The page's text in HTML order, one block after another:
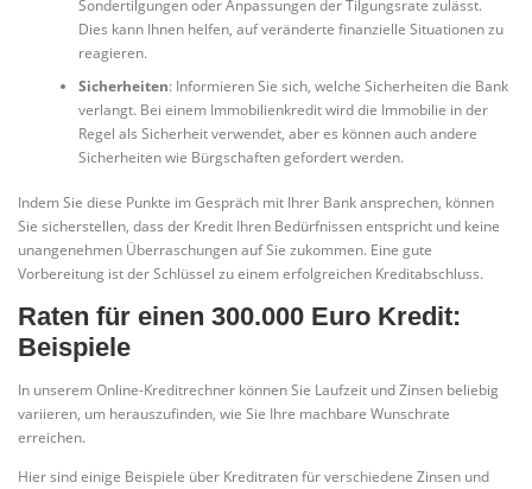
Sondertilgungen oder Anpassungen der Tilgungsrate zulässt.
Dies kann Ihnen helfen, auf veränderte finanzielle Situationen zu
reagieren.
Sicherheiten: Informieren Sie sich, welche Sicherheiten die Bank
verlangt. Bei einem Immobilienkredit wird die Immobilie in der
Regel als Sicherheit verwendet, aber es können auch andere
Sicherheiten wie Bürgschaften gefordert werden.
Indem Sie diese Punkte im Gespräch mit Ihrer Bank ansprechen, können
Sie sicherstellen, dass der Kredit Ihren Bedürfnissen entspricht und keine
unangenehmen Überraschungen auf Sie zukommen. Eine gute
Vorbereitung ist der Schlüssel zu einem erfolgreichen Kreditabschluss.
Raten für einen 300.000 Euro Kredit:
Beispiele
In unserem Online-Kreditrechner können Sie Laufzeit und Zinsen beliebig
variieren, um herauszufinden, wie Sie Ihre machbare Wunschrate
erreichen.
Hier sind einige Beispiele über Kreditraten für verschiedene Zinsen und